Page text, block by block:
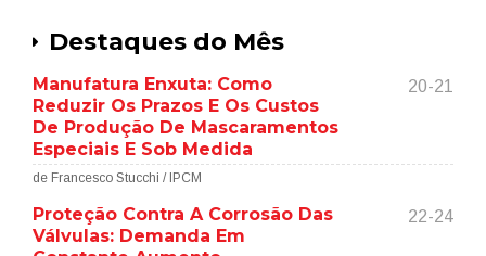
Destaques do Mês
Manufatura Enxuta: Como
Reduzir Os Prazos E Os Custos
De Produção De Mascaramentos
Especiais E Sob Medida
20-21
de Francesco Stucchi / IPCM
Proteção Contra A Corrosão Das
Válvulas: Demanda Em
22-24